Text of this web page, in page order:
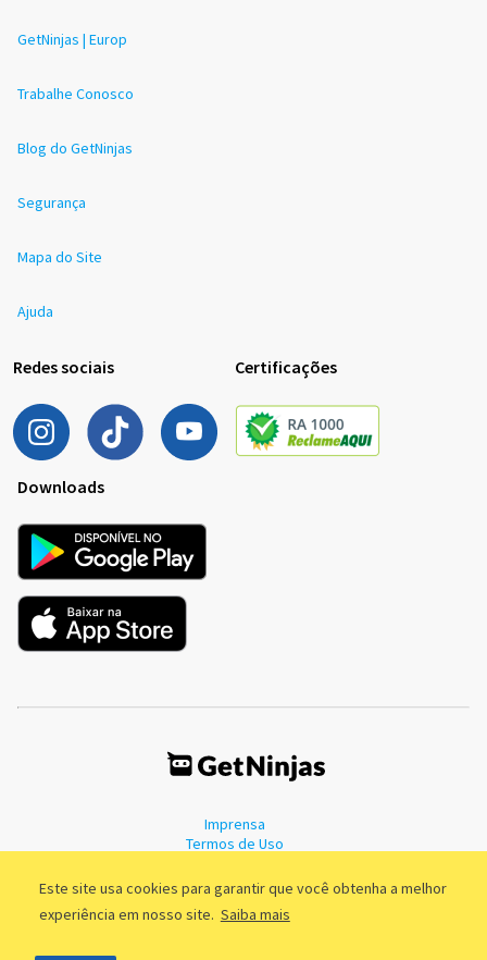
Este site usa cookies para garantir que você obtenha a melhor
experiência em nosso site. Saiba mais
GetNinjas | Europ
Trabalhe Conosco
Blog do GetNinjas
Segurança
Mapa do Site
Ajuda
Redes sociais Certificações
Downloads
Imprensa
Termos de Uso
©2011 - 2026, GetNinjas LTDA. CNPJ 55.744.877/0001-89 - Rua Dr.